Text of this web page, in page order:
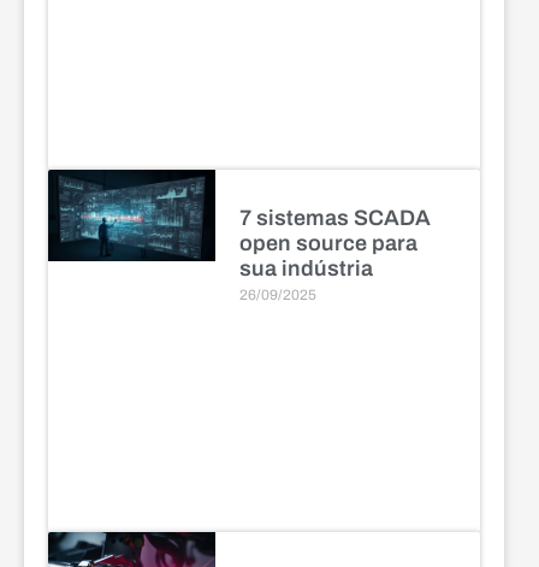
7 sistemas SCADA
open source para
sua indústria
26/09/2025